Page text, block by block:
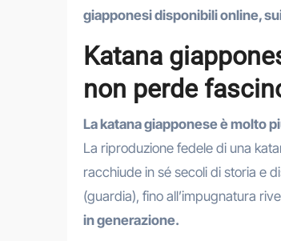
giapponesi disponibili online,
Katana
non perde
La katana giapponese è molto
La riproduzione fedele di una
racchiude in sé secoli di storia e
(guardia), fino all’impugnatura
in generazione.